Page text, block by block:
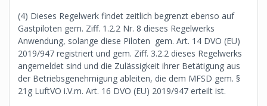
(4) Dieses Regelwerk findet zeitlich begrenzt ebenso auf
Gastpiloten gem. Ziff. 1.2.2 Nr. 8 dieses Regelwerks
Anwendung, solange diese Piloten gem. Art. 14 DVO (EU)
2019/947 registriert und gem. Ziff. 3.2.2 dieses Regelwerks
angemeldet sind und die Zulässigkeit ihrer Betätigung aus
der Betriebsgenehmigung ableiten, die dem MFSD gem. §
21g LuftVO i.V.m. Art. 16 DVO (EU) 2019/947 erteilt ist.